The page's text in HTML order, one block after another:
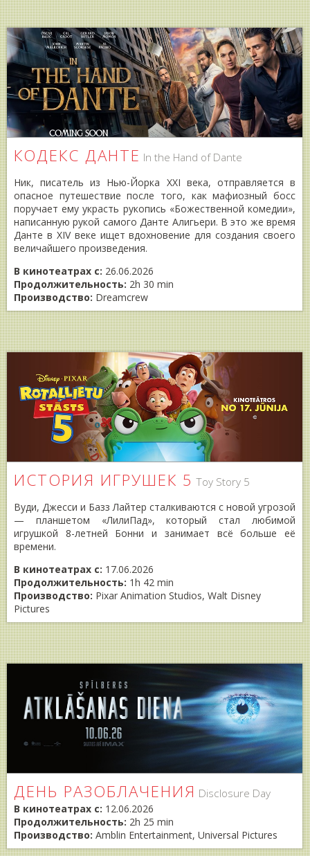
КОДЕКС ДАНТЕ In the Hand of Dante
Ник, писатель из Нью-Йорка XXI века, отправляется в
опасное путешествие после того, как мафиозный босс
поручает ему украсть рукопись «Божественной комедии»,
написанную рукой самого Данте Алигьери. В это же время
Данте в XIV веке ищет вдохновение для создания своего
величайшего произведения.
В кинотеатрах с: 26.06.2026
Продолжительность: 2h 30 min
Производство: Dreamcrew
ИСТОРИЯ ИГРУШЕК 5 Toy Story 5
Вуди, Джесси и Базз Лайтер сталкиваются с новой угрозой
— планшетом «ЛилиПад», который стал любимой
игрушкой 8-летней Бонни и занимает всё больше её
времени.
В кинотеатрах с: 17.06.2026
Продолжительность: 1h 42 min
Производство: Pixar Animation Studios, Walt Disney
Pictures
ДЕНЬ РАЗОБЛАЧЕНИЯ Disclosure Day
В кинотеатрах с: 12.06.2026
Продолжительность: 2h 25 min
Производство: Amblin Entertainment, Universal Pictures